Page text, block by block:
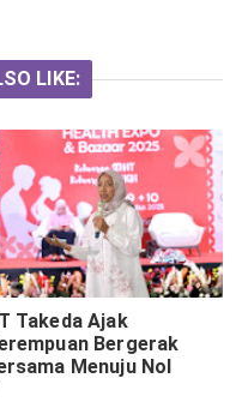
LIKE:
Takeda Ajak
Bergerak
Menuju Nol
Akibat DBD